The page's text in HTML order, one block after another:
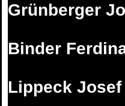
Grünberger
Binder
Lippeck Josef